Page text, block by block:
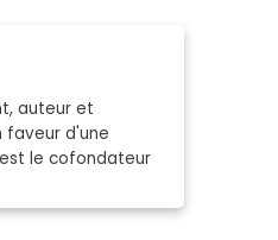
auteur et
faveur d'une
le cofondateur